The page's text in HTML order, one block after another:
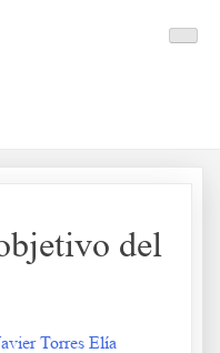
del
Torres Elía